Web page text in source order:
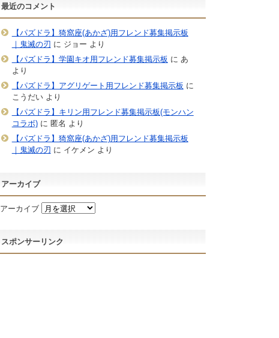
最近のコメント
【パズドラ】猗窩座(あかざ)用フレンド募集掲示板
｜鬼滅の刃 に ジョー より
【パズドラ】学園キオ用フレンド募集掲示板 に あ
より
【パズドラ】アグリゲート用フレンド募集掲示板 に
こうだいより
【パズドラ】キリン用フレンド募集掲示板(モンハン
コラボ)に 匿名 より
【パズドラ】猗窩座(あかざ)用フレンド募集掲示板
｜鬼滅の刃 に イケメン より
アーカイブ
アーカイブ
スポンサーリンク